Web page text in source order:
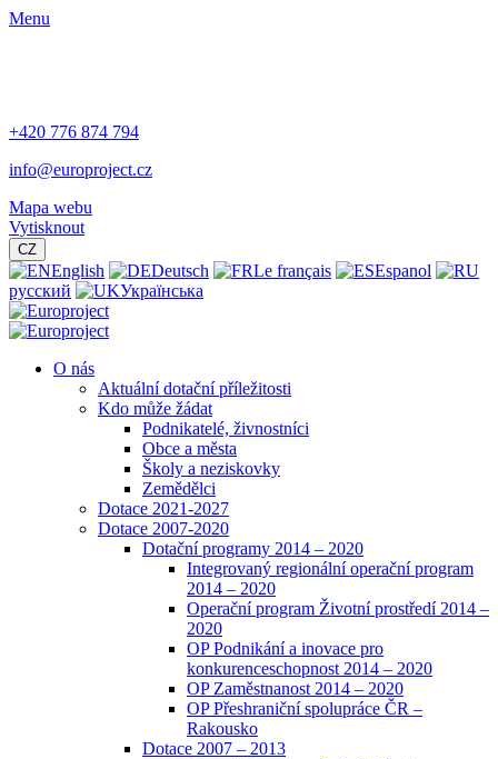
Menu
+420 776 874 794
info@europroject.cz
Mapa webu
Vytisknout
CZ
English Deutsch Le français
Espanol
русский
Українська
O nás
Aktuální dotační příležitosti
Kdo může žádat
Podnikatelé, živnostníci
Obce a města
Školy a neziskovky
Zemědělci
Dotace 2021-2027
Dotace 2007-2020
Dotační programy 2014 – 2020
Integrovaný regionální operační program
2014 – 2020
Operační program Životní prostředí 2014 –
2020
OP Podnikání a inovace pro
konkurenceschopnost 2014 – 2020
OP Zaměstnanost 2014 – 2020
OP Přeshraniční spolupráce ČR –
Rakousko
Dotace 2007 – 2013